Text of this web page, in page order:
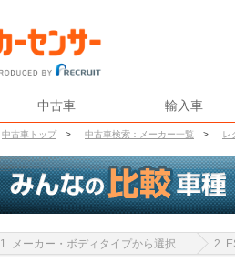
中古車 輸入車
中古車トップ > 中古車検索：メーカー一覧 > レ
1. メーカー・ボディタイプから選択 2.